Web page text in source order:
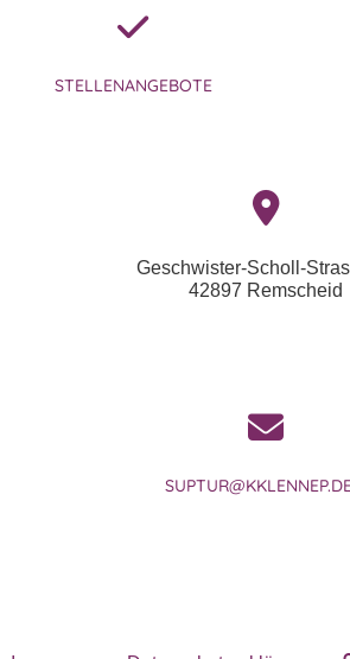
STELLENANGEBOTE
Geschwister-Scholl-
42897 Remscheid